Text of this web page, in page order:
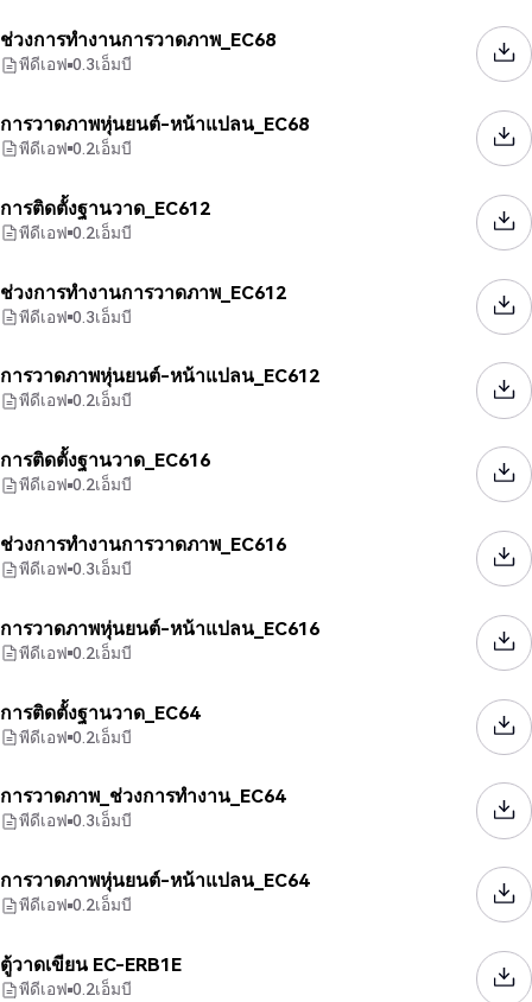
ช่วงการทำงานการวาดภาพ_EC68
พีดีเอฟ 0.3เอ็มบี
การวาดภาพหุ่นยนต์-หน้าแปลน_EC68
พีดีเอฟ 0.2เอ็มบี
การติดตั้งฐานวาด_EC612
พีดีเอฟ 0.2เอ็มบี
ช่วงการทำงานการวาดภาพ_EC612
พีดีเอฟ 0.3เอ็มบี
การวาดภาพหุ่นยนต์-หน้าแปลน_EC612
พีดีเอฟ 0.2เอ็มบี
การติดตั้งฐานวาด_EC616
พีดีเอฟ 0.2เอ็มบี
ช่วงการทำงานการวาดภาพ_EC616
พีดีเอฟ 0.3เอ็มบี
การวาดภาพหุ่นยนต์-หน้าแปลน_EC616
พีดีเอฟ 0.2เอ็มบี
การติดตั้งฐานวาด_EC64
พีดีเอฟ 0.2เอ็มบี
การวาดภาพ_ช่วงการทำงาน_EC64
พีดีเอฟ 0.3เอ็มบี
การวาดภาพหุ่นยนต์-หน้าแปลน_EC64
พีดีเอฟ 0.2เอ็มบี
ตู้วาดเขียน EC-ERB1E
พีดีเอฟ 0.2เอ็มบี